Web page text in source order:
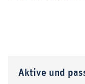
Aktive und